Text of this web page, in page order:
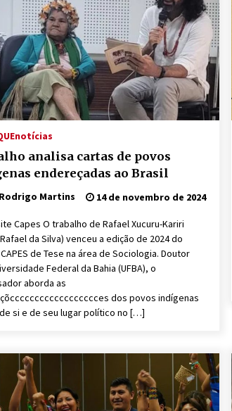
notícias
analisa cartas de povos
endereçadas ao Brasil
Rodrigo Martins 14 de novembro de 2024
Capes O trabalho de Rafael Xucuru-Kariri
da Silva) venceu a edição de 2024 do
de Tese na área de Sociologia. Doutor
Federal da Bahia (UFBA), o
aborda as
dos povos indígenas
si e de seu lugar político no […]